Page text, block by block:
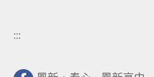
:::